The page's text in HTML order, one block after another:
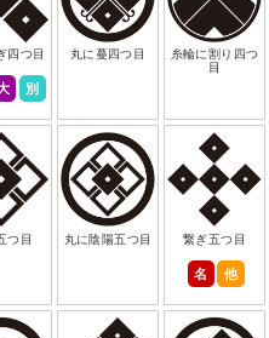
四つ目
別
丸に蔓四つ目
糸輪に割り四つ
目
つ目 丸に陰陽五つ目 繋ぎ五つ目
名 他